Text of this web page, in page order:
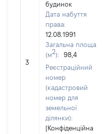
3
будинок
Дата набуття
права:
12.08.1991
Загальна площа
(м2):
98,4
Реєстраційний
номер
(кадастровий
номер для
земельної
ділянки):
[Конфіденційна